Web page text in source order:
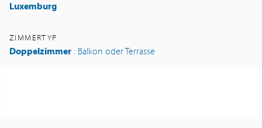
Luxemburg
ZIMMERTYP
Doppelzimmer : Balkon oder Terrasse